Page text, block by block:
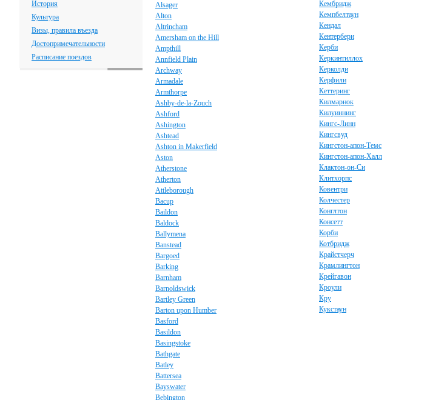
История
Культура
Визы, правила въезда
Достопримечательности
Расписание поездов
Alsager
Alton
Altrincham
Amersham on the Hill
Ampthill
Annfield Plain
Archway
Armadale
Armthorpe
Ashby-de-la-Zouch
Ashford
Ashington
Ashtead
Ashton in Makerfield
Aston
Atherstone
Atherton
Attleborough
Bacup
Baildon
Baldock
Ballymena
Banstead
Bargoed
Barking
Barnham
Barnoldswick
Bartley Green
Barton upon Humber
Basford
Basildon
Basingstoke
Bathgate
Batley
Battersea
Bayswater
Bebington
Кембридж
Кемпбелтаун
Кендал
Кентербери
Керби
Керкинтиллох
Керколди
Керфили
Кеттеринг
Килмарнок
Килуиннинг
Кингс-Линн
Кингсвуд
Кингстон-апон-Темс
Кингстон-апон-Халл
Клактон-он-Си
Клитхорпс
Ковентри
Колчестер
Конглтон
Консетт
Корби
Котбридж
Крайстчерч
Крамлингтон
Крейгавон
Кроули
Кру
Кукстаун